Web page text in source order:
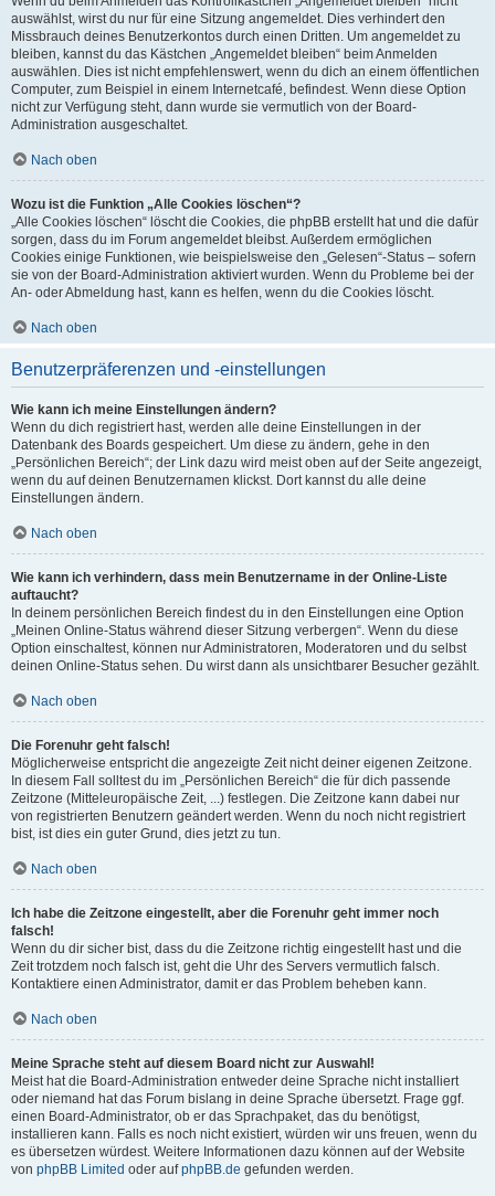
auswählst, wirst du nur für eine Sitzung angemeldet. Dies verhindert den
Missbrauch deines Benutzerkontos durch einen Dritten. Um angemeldet zu
bleiben, kannst du das Kästchen „Angemeldet bleiben“ beim Anmelden
auswählen. Dies ist nicht empfehlenswert, wenn du dich an einem öffentlichen
Computer, zum Beispiel in einem Internetcafé, befindest. Wenn diese Option
nicht zur Verfügung steht, dann wurde sie vermutlich von der Board-
Administration ausgeschaltet.
Nach oben
Wozu ist die Funktion „Alle Cookies löschen“?
„Alle Cookies löschen“ löscht die Cookies, die phpBB erstellt hat und die dafür
sorgen, dass du im Forum angemeldet bleibst. Außerdem ermöglichen
Cookies einige Funktionen, wie beispielsweise den „Gelesen“-Status – sofern
sie von der Board-Administration aktiviert wurden. Wenn du Probleme bei der
An- oder Abmeldung hast, kann es helfen, wenn du die Cookies löscht.
Nach oben
Benutzerpräferenzen und -einstellungen
Wie kann ich meine Einstellungen ändern?
Wenn du dich registriert hast, werden alle deine Einstellungen in der
Datenbank des Boards gespeichert. Um diese zu ändern, gehe in den
„Persönlichen Bereich“; der Link dazu wird meist oben auf der Seite angezeigt,
wenn du auf deinen Benutzernamen klickst. Dort kannst du alle deine
Einstellungen ändern.
Nach oben
Wie kann ich verhindern, dass mein Benutzername in der Online-Liste
auftaucht?
In deinem persönlichen Bereich findest du in den Einstellungen eine Option
„Meinen Online-Status während dieser Sitzung verbergen“. Wenn du diese
Option einschaltest, können nur Administratoren, Moderatoren und du selbst
deinen Online-Status sehen. Du wirst dann als unsichtbarer Besucher gezählt.
Nach oben
Die Forenuhr geht falsch!
Möglicherweise entspricht die angezeigte Zeit nicht deiner eigenen Zeitzone.
In diesem Fall solltest du im „Persönlichen Bereich“ die für dich passende
Zeitzone (Mitteleuropäische Zeit, ...) festlegen. Die Zeitzone kann dabei nur
von registrierten Benutzern geändert werden. Wenn du noch nicht registriert
bist, ist dies ein guter Grund, dies jetzt zu tun.
Nach oben
Ich habe die Zeitzone eingestellt, aber die Forenuhr geht immer noch
falsch!
Wenn du dir sicher bist, dass du die Zeitzone richtig eingestellt hast und die
Zeit trotzdem noch falsch ist, geht die Uhr des Servers vermutlich falsch.
Kontaktiere einen Administrator, damit er das Problem beheben kann.
Nach oben
Meine Sprache steht auf diesem Board nicht zur Auswahl!
Meist hat die Board-Administration entweder deine Sprache nicht installiert
oder niemand hat das Forum bislang in deine Sprache übersetzt. Frage ggf.
einen Board-Administrator, ob er das Sprachpaket, das du benötigst,
installieren kann. Falls es noch nicht existiert, würden wir uns freuen, wenn du
es übersetzen würdest. Weitere Informationen dazu können auf der Website
von phpBB Limited oder aufphpBB.de gefunden werden.